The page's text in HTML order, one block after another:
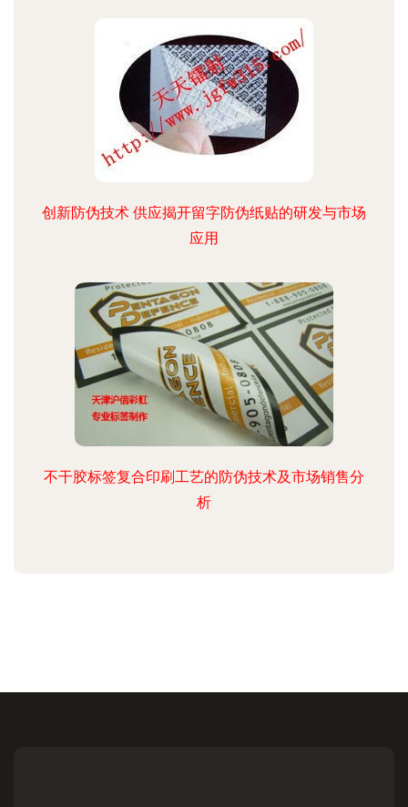
创新防伪技术 供应揭开留字防伪纸贴的研发与市场
应用
不干胶标签复合印刷工艺的防伪技术及市场销售分
析